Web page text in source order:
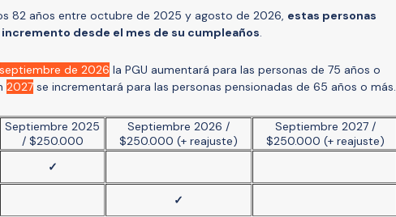
82 años entre octubre de 2025 y agosto de 2026, estas personas
desde el mes de su cumpleaños.
septiembre de 2026 la PGU aumentará para las personas de 75 años o
2027 se incrementará para las personas pensionadas de 65 años o más.
Septiembre 2025
/ $250.000
Septiembre 2026 /
$250.000 (+ reajuste)
Septiembre 2027 /
$250.000 (+ reajuste)
✓
✓